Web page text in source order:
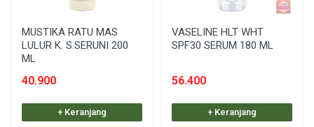
MUSTIKA RATU MAS
LULUR K. S.SERUNI 200
ML
40.900
+ Keranjang
VASELINE HLT WHT
SPF30 SERUM 180 ML
56.400
+ Keranjang